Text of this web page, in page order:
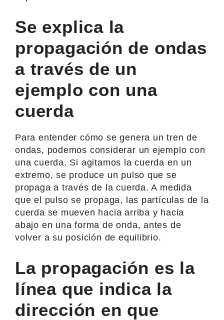
Se explica la
propagación de ondas
a través de un
ejemplo con una
cuerda
Para entender cómo se genera un tren de
ondas, podemos considerar un ejemplo con
una cuerda. Si agitamos la cuerda en un
extremo, se produce un pulso que se
propaga a través de la cuerda. A medida
que el pulso se propaga, las partículas de la
cuerda se mueven hacia arriba y hacia
abajo en una forma de onda, antes de
volver a su posición de equilibrio.
La propagación es la
línea que indica la
dirección en que